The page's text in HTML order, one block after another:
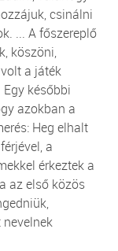
csinálni
... A főszereplő
köszöni,
a játék
későbbi
azokban a
Heg elhalt
a
érkeztek a
az első közös